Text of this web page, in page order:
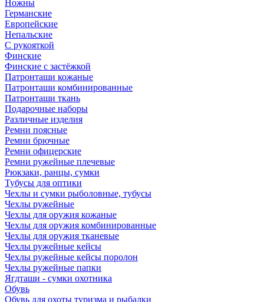
Ножны
Германские
Европейские
Непальские
С рукояткой
Финские
Финские с застёжкой
Патронташи кожаные
Патронташи комбинированные
Патронташи ткань
Подарочные наборы
Различные изделия
Ремни поясные
Ремни брючные
Ремни офицерские
Ремни ружейные плечевые
Рюкзаки, ранцы, сумки
Тубусы для оптики
Чехлы и сумки рыболовные, тубусы
Чехлы ружейные
Чехлы для оружия кожаные
Чехлы для оружия комбинированные
Чехлы для оружия тканевые
Чехлы ружейные кейсы
Чехлы ружейные кейсы поролон
Чехлы ружейные папки
Ягдташи - сумки охотника
Обувь
Обувь для охоты туризма и рыбалки